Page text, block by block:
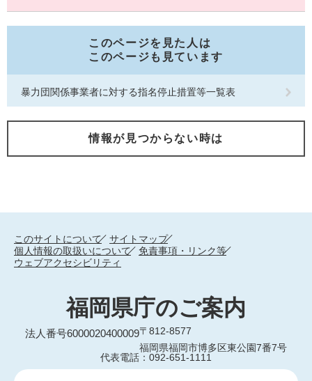
このページを見た人は
このページも見ています
暴力団関係事業者に対する指名停止措置等一覧表
情報が見つからない時は
このサイトについて
サイトマップ
個人情報の取扱いについて
免責事項・リンク等
ウェブアクセシビリティ
福岡県庁のご案内
法人番号6000020400009〒812-8577
福岡県福岡市博多区東公園7番7号
代表電話：092-651-1111